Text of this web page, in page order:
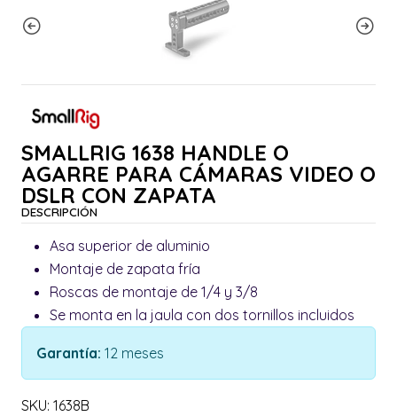
SMALLRIG 1638 HANDLE O
AGARRE PARA CÁMARAS VIDEO O
DSLR CON ZAPATA
DESCRIPCIÓN
Asa superior de aluminio
Montaje de zapata fría
Roscas de montaje de 1/4 y 3/8
Se monta en la jaula con dos tornillos incluidos
Garantía: 12 meses
SKU: 1638B